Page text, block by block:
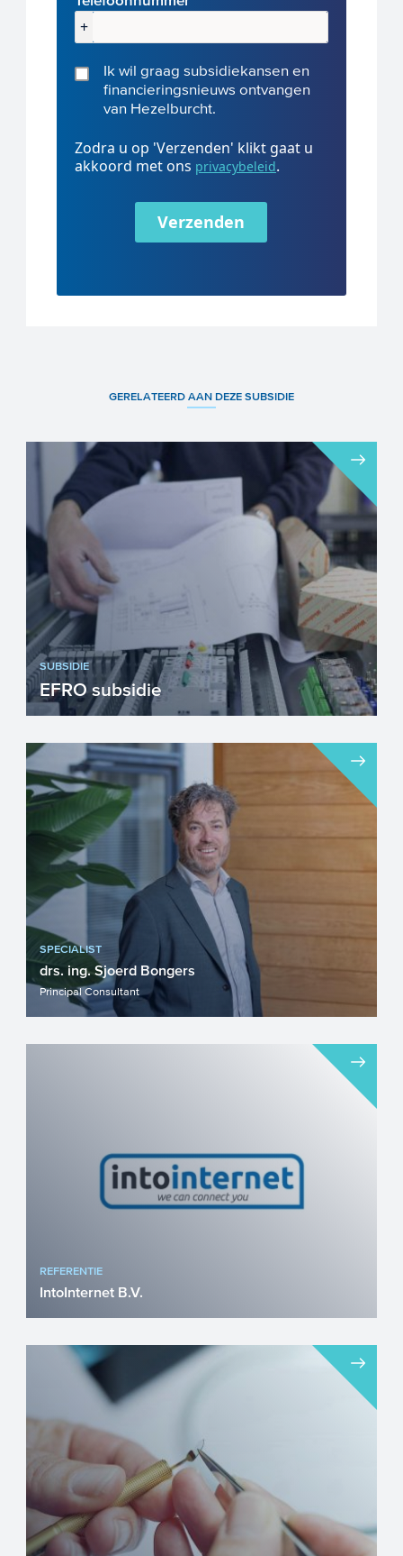
+
Ik wil graag subsidiekansen en
financieringsnieuws ontvangen
van Hezelburcht.
Zodra u op 'Verzenden' klikt gaat u
akkoord met ons privacybeleid.
Verzenden
GERELATEERD AAN DEZE SUBSIDIE
SUBSIDIE
EFRO subsidie
Het Europees Fonds voor Regionale
Ontwikkeling richt zich op versterking van
de concurrentiekracht e...
SPECIALIST
drs. ing. Sjoerd Bongers
Principal Consultant
REFERENTIE
IntoInternet B.V.
OP-Oost R&D Samenwerkingsproject –
Intelligent zend/ontvangstation Voor
bedrijven en parti...